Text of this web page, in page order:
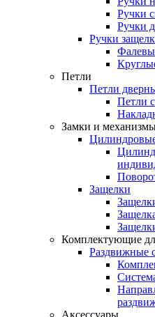
Ручки
Ручки
Ручки
Петли
Петли
Петли
Замки и
Защелки
Комплектующие
Раздвижные
Аксессуары